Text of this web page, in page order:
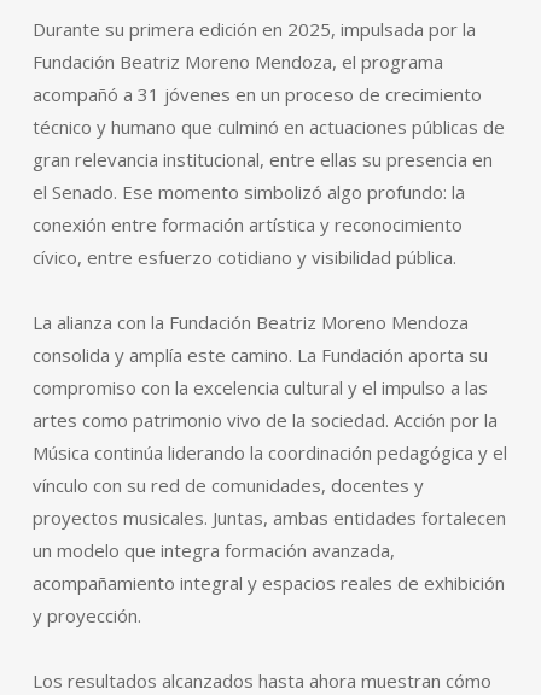
Durante su primera edición en 2025, impulsada por la
Fundación Beatriz Moreno Mendoza, el programa
acompañó a 31 jóvenes en un proceso de crecimiento
técnico y humano que culminó en actuaciones públicas de
gran relevancia institucional, entre ellas su presencia en
el Senado. Ese momento simbolizó algo profundo: la
conexión entre formación artística y reconocimiento
cívico, entre esfuerzo cotidiano y visibilidad pública.
La alianza con la Fundación Beatriz Moreno Mendoza
consolida y amplía este camino. La Fundación aporta su
compromiso con la excelencia cultural y el impulso a las
artes como patrimonio vivo de la sociedad. Acción por la
Música continúa liderando la coordinación pedagógica y el
vínculo con su red de comunidades, docentes y
proyectos musicales. Juntas, ambas entidades fortalecen
un modelo que integra formación avanzada,
acompañamiento integral y espacios reales de exhibición
y proyección.
Los resultados alcanzados hasta ahora muestran cómo